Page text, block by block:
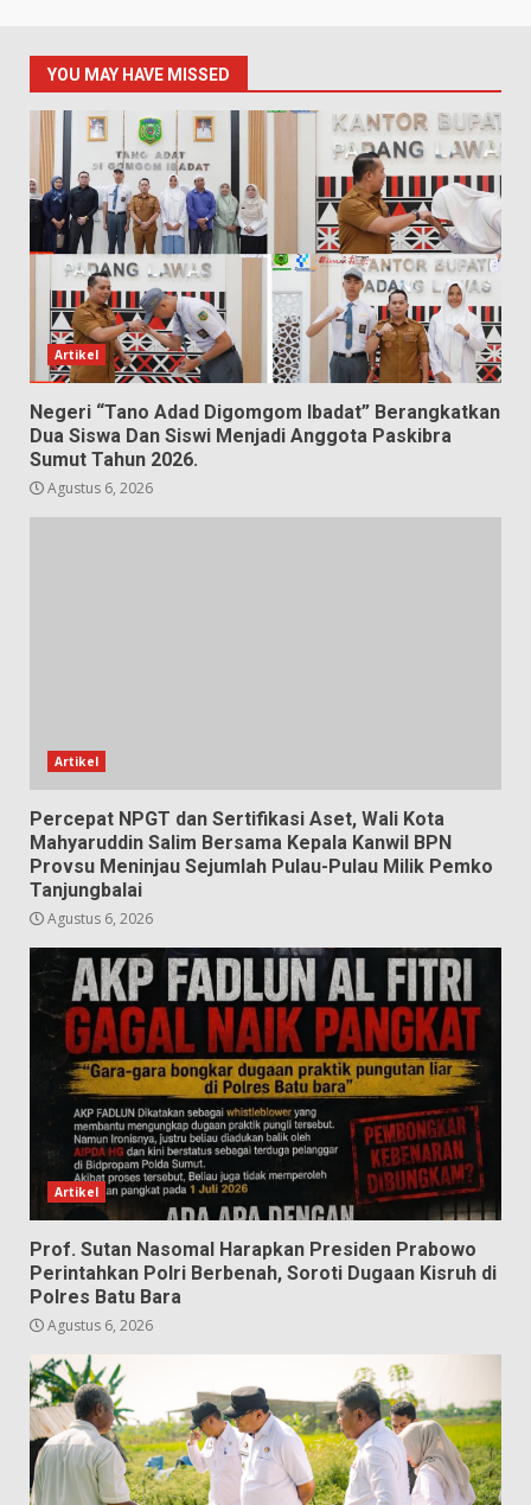
YOU MAY HAVE MISSED
Artikel
Negeri “Tano Adad Digomgom Ibadat” Berangkatkan
Dua Siswa Dan Siswi Menjadi Anggota Paskibra
Sumut Tahun 2026.
Agustus 6, 2026
Artikel
Percepat NPGT dan Sertifikasi Aset, Wali Kota
Mahyaruddin Salim Bersama Kepala Kanwil BPN
Provsu Meninjau Sejumlah Pulau-Pulau Milik Pemko
Tanjungbalai
Agustus 6, 2026
Artikel
Prof. Sutan Nasomal Harapkan Presiden Prabowo
Perintahkan Polri Berbenah, Soroti Dugaan Kisruh di
Polres Batu Bara
Agustus 6, 2026